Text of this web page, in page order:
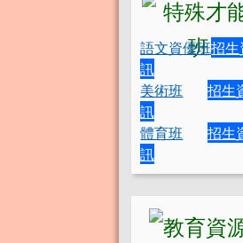
語文資優班招生
訊
美術班
招生
訊
體育班
招生
訊